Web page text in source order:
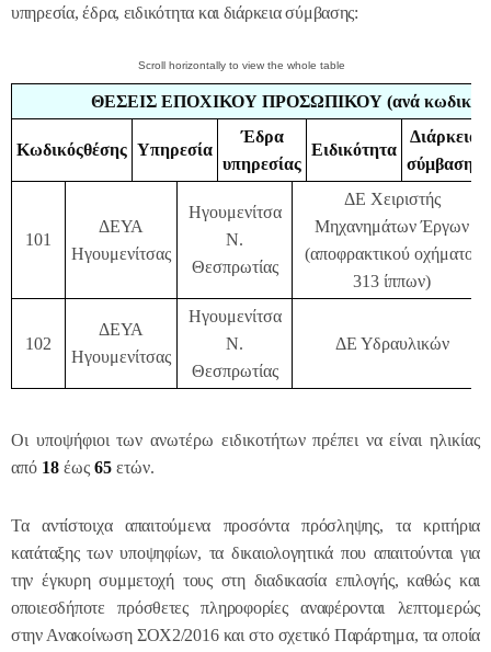
υπηρεσία, έδρα, ειδικότητα και διάρκεια σύμβασης:
ΘΕΣΕΙΣ ΕΠΟΧΙΚΟΥ ΠΡΟΣΩΠΙΚΟΥ (ανά κωδικό
Κωδικόςθέσης Υπηρεσία
Έδρα
υπηρεσίας
Ειδικότητα
Διάρκεια
σύμβασης
101
ΔΕΥΑ
Ηγουμενίτσας
Ηγουμενίτσα
Ν.
Θεσπρωτίας
ΔΕ Χειριστής
Μηχανημάτων Έργων
(αποφρακτικού οχήματος
313 ίππων)
102
ΔΕΥΑ
Ηγουμενίτσας
Ηγουμενίτσα
Ν.
Θεσπρωτίας
ΔΕ Υδραυλικών
Οι υποψήφιοι των ανωτέρω ειδικοτήτων πρέπει να είναι ηλικίας
από 18 έως 65 ετών.
Τα αντίστοιχα απαιτούμενα προσόντα πρόσληψης, τα κριτήρια
κατάταξης των υποψηφίων, τα δικαιολογητικά που απαιτούνται για
την έγκυρη συμμετοχή τους στη διαδικασία επιλογής, καθώς και
οποιεσδήποτε πρόσθετες πληροφορίες αναφέρονται λεπτομερώς
στην Ανακοίνωση ΣΟΧ2/2016 και στο σχετικό Παράρτημα, τα οποία